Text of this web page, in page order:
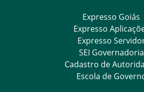
Expresso Goiás
Expresso
Expresso
SEI Governadoria
Cadastro de
Escola de